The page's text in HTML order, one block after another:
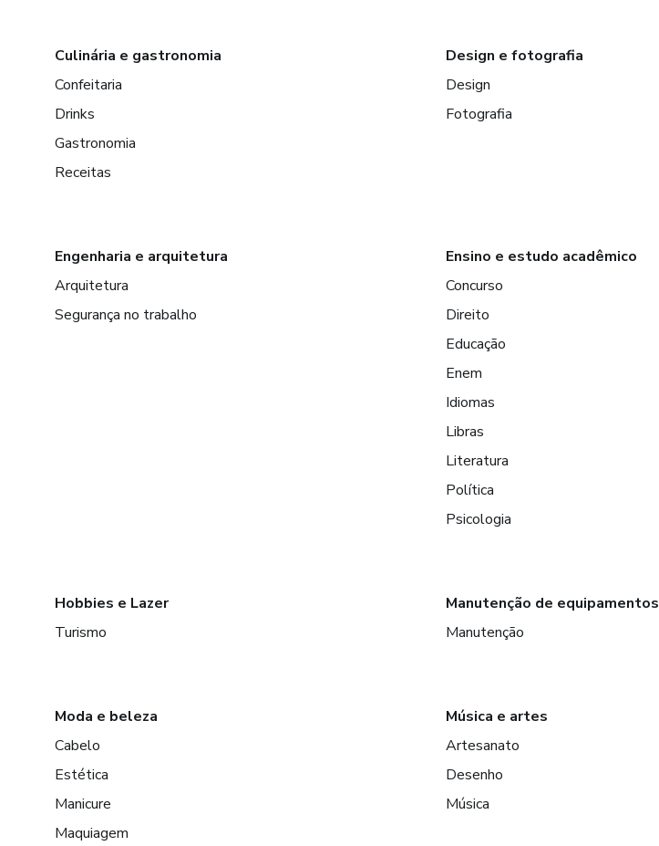
Culinária e gastronomia
Confeitaria
Drinks
Gastronomia
Receitas
Design e fotografia
Design
Fotografia
Engenharia e arquitetura
Arquitetura
Segurança no trabalho
Ensino e estudo acadêmico
Concurso
Direito
Educação
Enem
Idiomas
Libras
Literatura
Política
Psicologia
Hobbies e Lazer
Turismo
Manutenção de equipamentos
Manutenção
Moda e beleza
Cabelo
Estética
Manicure
Maquiagem
Música e artes
Artesanato
Desenho
Música